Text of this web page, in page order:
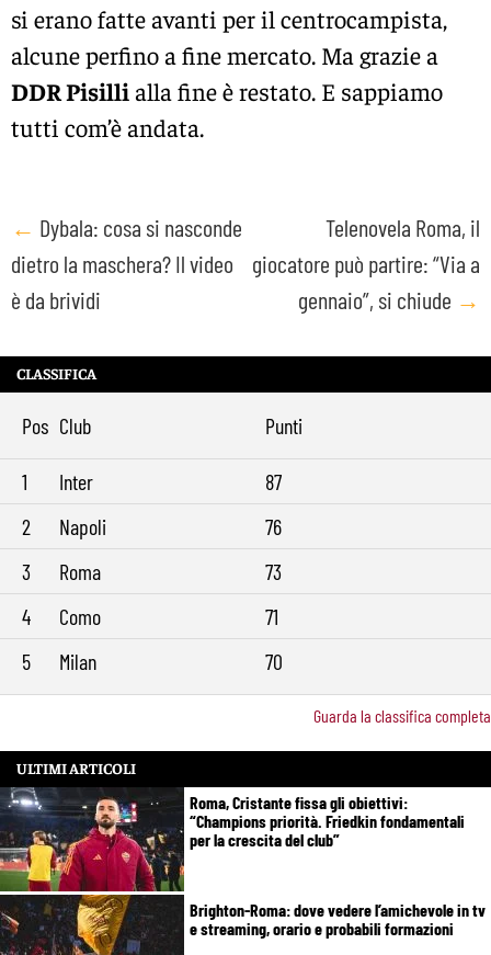
si erano fatte avanti per il centrocampista,
alcune perfino a fine mercato. Ma grazie a
DDR Pisillialla fine è restato. E sappiamo
tutti com’è andata.
Post
navigation
← Dybala: cosa si nasconde
dietro la maschera? Il video
è da brividi
Telenovela Roma, il
giocatore può partire: “Via a
gennaio”, si chiude →
CLASSIFICA
Pos Club Punti
1 Inter
87
2
Napoli
76
3
Roma
73
4
Como
71
5
Milan 70
Guarda la classifica completa
ULTIMI ARTICOLI
Roma, Cristante fissa gli obiettivi:
“Champions priorità. Friedkin fondamentali
per la crescita del club”
Brighton-Roma: dove vedere l’amichevole in tv
e streaming, orario e probabili formazioni